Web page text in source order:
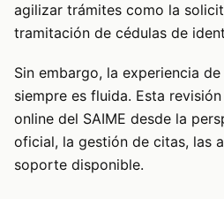
agilizar trámites como la
tramitación de cédulas de
Sin embargo, la experiencia
siempre es fluida. Esta
online del SAIME desde la
oficial, la gestión de citas, las
soporte disponible.